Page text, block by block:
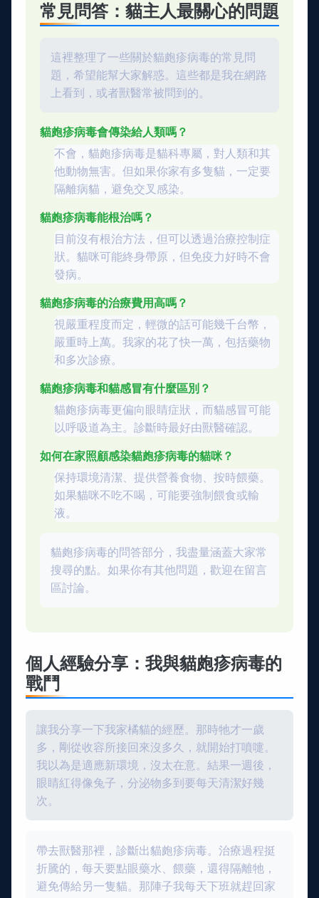
常見問答：貓主人最關心的問題
這裡整理了一些關於貓皰疹病毒的常見問
題，希望能幫大家解惑。這些都是我在網路
上看到，或者獸醫常被問到的。
貓皰疹病毒會傳染給人類嗎？
不會，貓皰疹病毒是貓科專屬，對人類和其
他動物無害。但如果你家有多隻貓，一定要
隔離病貓，避免交叉感染。
貓皰疹病毒能根治嗎？
目前沒有根治方法，但可以透過治療控制症
狀。貓咪可能終身帶原，但免疫力好時不會
發病。
貓皰疹病毒的治療費用高嗎？
視嚴重程度而定，輕微的話可能幾千台幣，
嚴重時上萬。我家的花了快一萬，包括藥物
和多次診療。
貓皰疹病毒和貓感冒有什麼區別？
貓皰疹病毒更偏向眼睛症狀，而貓感冒可能
以呼吸道為主。診斷時最好由獸醫確認。
如何在家照顧感染貓皰疹病毒的貓咪？
保持環境清潔、提供營養食物、按時餵藥。
如果貓咪不吃不喝，可能要強制餵食或輸
液。
貓皰疹病毒的問答部分，我盡量涵蓋大家常
搜尋的點。如果你有其他問題，歡迎在留言
區討論。
個人經驗分享：我與貓皰疹病毒的
戰鬥
讓我分享一下我家橘貓的經歷。那時牠才一歲
多，剛從收容所接回來沒多久，就開始打噴嚏。
我以為是適應新環境，沒太在意。結果一週後，
眼睛紅得像兔子，分泌物多到要每天清潔好幾
次。
帶去獸醫那裡，診斷出貓皰疹病毒。治療過程挺
折騰的，每天要點眼藥水、餵藥，還得隔離牠，
避免傳給另一隻貓。那陣子我每天下班就趕回家